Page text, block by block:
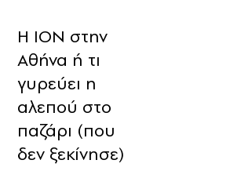
H ION στην
Αθήνα ή τι
γυρεύει η
αλεπού στο
παζάρι (που
δεν ξεκίνησε)